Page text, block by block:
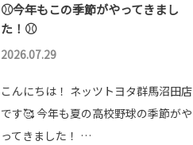
⚾今年もこの季節がやってきまし
た！⚾
2026.07.29
こんにちは！ ネッツトヨタ群馬沼田店
です🥰 今年も夏の高校野球の季節がや
ってきました！ …